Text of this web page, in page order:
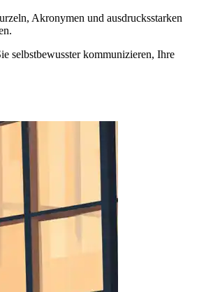
Akronymen und ausdrucksstarken
selbstbewusster kommunizieren, Ihre